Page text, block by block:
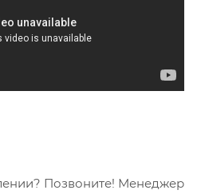
Позвоните! Менеджер